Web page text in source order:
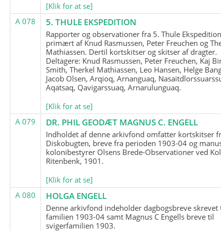
[Klik for at se]
A 078
5. THULE EKSPEDITION
Rapporter og observationer fra 5. Thule
primært af Knud Rasmussen, Peter Freuchen og
Mathiassen. Dertil kortskitser og skitser af dragter.
Deltagere: Knud Rasmussen, Peter Freuchen, Kaj
Smith, Therkel Mathiassen, Leo Hansen, Helge
Jacob Olsen, Arqioq, Arnanguaq,
Aqatsaq, Qavigarssuaq, Arnarulunguaq.
[Klik for at se]
A 079
DR. PHIL GEODÆT MAGNUS C. ENGELL
Indholdet af denne arkivfond omfatter kortskitser
Diskobugten, breve fra perioden 1903-04 og
kolonibestyrer Olsens Brede-Observationer ved
Ritenbenk, 1901.
[Klik for at se]
A 080
HOLGA ENGELL
Denne arkivfond indeholder dagbogsbreve skrevet
familien 1903-04 samt Magnus C Engells breve til
svigerfamilien 1903.